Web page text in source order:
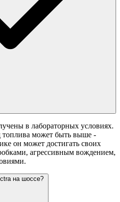
в лабораторных условиях.
топлива может быть выше -
он может достигать своих
агрессивным вождением,
на шоссе?